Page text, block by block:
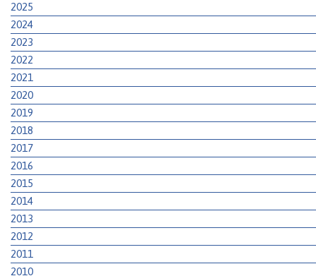
2025
2024
2023
2022
2021
2020
2019
2018
2017
2016
2015
2014
2013
2012
2011
2010